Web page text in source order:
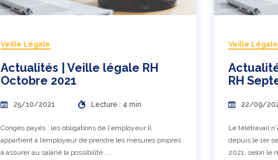
Veille Légale
Actualités | Veille légale RH
Octobre 2021
25/10/2021 Lecture : 4 min
Congés payés : les obligations de l'employeur Il
appartient à l’employeur de prendre les mesures propres
à assurer au salarié la possibilité ....
Veille Légale
RH
22/09/
Le télétravail
depuis le 1er
2021, selon le